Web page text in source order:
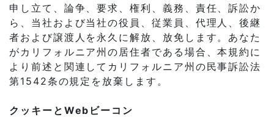
申し立て、論争、要求、権利、義務、責任、訴訟か
ら、当社および当社の役員、従業員、代理人、後継
者および譲渡人を永久に解放、放免します。あなた
がカリフォルニア州の居住者である場合、本規約に
より前述と関連してカリフォルニア州の民事訴訟法
第1542条の規定を放棄します。
クッキーとWebビーコン